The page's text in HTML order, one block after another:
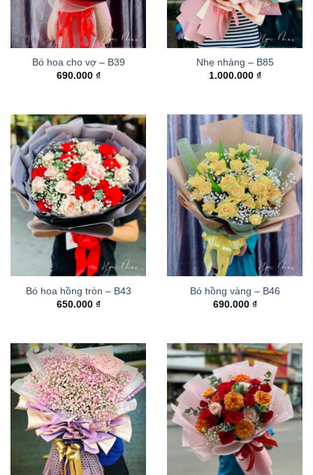
Bó hoa cho vợ – B39
690.000 ₫
Nhẹ nhàng – B85
1.000.000 ₫
Bó hoa hồng tròn – B43
650.000 ₫
Bó hồng vàng – B46
690.000 ₫